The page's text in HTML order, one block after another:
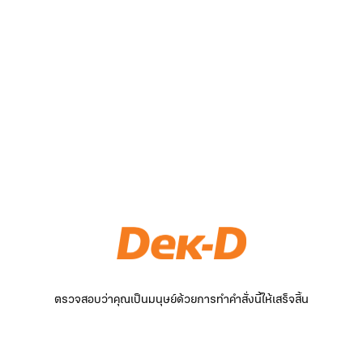
ตรวจสอบว่าคุณเป็นมนุษย์ด้วยการทำคำสั่งนี้ให้เสร็จสิ้น